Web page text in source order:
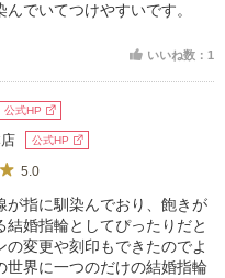
でいてつけやすいです。
いいね数：1
公式HP
公式HP
5.0
が指に馴染んでおり、飽きが
結婚指輪としてぴったりだと
の変更や刻印もできたのでよ
世界に一つのだけの結婚指輪